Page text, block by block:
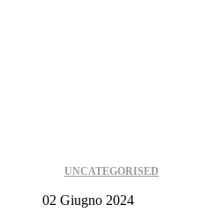
UNCATEGORISED
02 Giugno 2024